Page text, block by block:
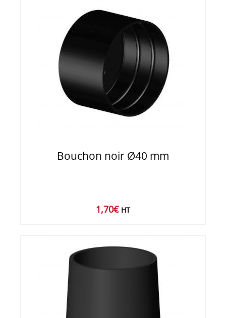
Bouchon noir Ø40 mm
1,70€ HT